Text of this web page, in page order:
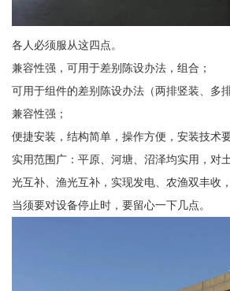
各人必须服从这四点。
兼容性强，可用于差别陈设办法，组合；
可用于组件的差别陈设办法（两排竖装、多
兼容性强；
便捷安装，结构简单，操作方便，安装技术
实用范围广：平原、河塘、沼泽均实用，对
光互补、渔光互补，实现发电、农渔双丰收
当须要对设备停止时，要留心一下几点。